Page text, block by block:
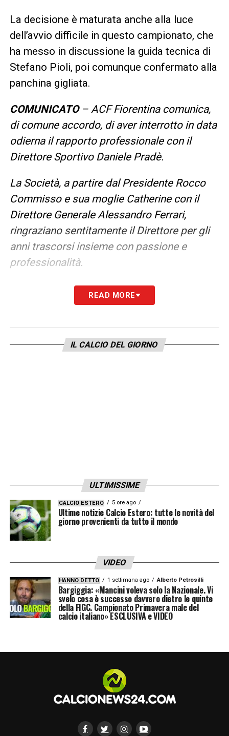
La decisione è maturata anche alla luce
dell’avvio difficile in questo campionato, che
ha messo in discussione la guida tecnica di
Stefano Pioli, poi comunque confermato alla
panchina gigliata.
COMUNICATO – ACF Fiorentina comunica,
di comune accordo, di aver interrotto in data
odierna il rapporto professionale con il
Direttore Sportivo Daniele Pradè.
La Società, a partire dal Presidente Rocco
Commisso e sua moglie Catherine con il
Direttore Generale Alessandro Ferrari,
ringraziano sentitamente il Direttore per gli
anni trascorsi insieme con passione e
professionalità.
“A Daniele – le parole del Presidente e sua
moglie Catherine – auguriamo, con grande
READ MORE
IL CALCIO DEL GIORNO
ULTIMISSIME
CALCIO ESTERO 5 ore ago
Ultime notizie Calcio Estero: tutte le novità del
giorno provenienti da tutto il mondo
VIDEO
HANNO DETTO 1 settimana ago Alberto Petrosilli
Bargiggia: «Mancini voleva solo la Nazionale. Vi
svelo cosa è successo davvero dietro le quinte
della FIGC. Campionato Primavera male del
calcio italiano» ESCLUSIVA e VIDEO